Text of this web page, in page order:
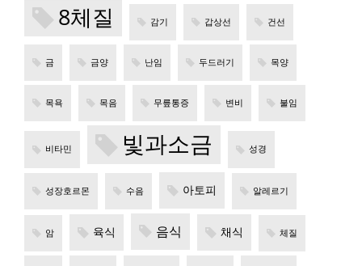
8체질 감기 갑상선 건선
금 금양 난임 두드러기 목양
목욕 목음 무릎통증 변비 불임
비타민 빛과소금 성경
성장호르몬 수음 아토피 알레르기
암 육식 음식 채식 체질